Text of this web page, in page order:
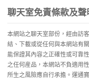
聊天室免責條款及聲
本網站之聊天室部份，經由訪
結、下載或從任何與本網站有
能保證其內容之正確性或可靠
之任何産品，本網站不負適用
所生之風險應自行承擔。運通